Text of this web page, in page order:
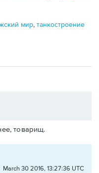
мир,танкостроение
товарищ.
March 30 2016, 13:27:36 UTC